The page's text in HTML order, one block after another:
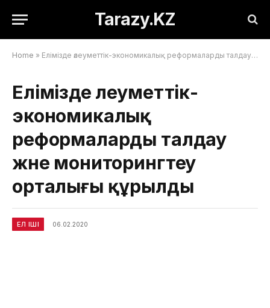
Tarazy.KZ
Home » Елімізде әлеуметтік-экономикалық реформаларды талдау және мониторингтеу орталығы құрылды
Елімізде әлеуметтік-
экономикалық
реформаларды талдау
және мониторингтеу
орталығы құрылды
ЕЛ ІШІ 06.02.2020